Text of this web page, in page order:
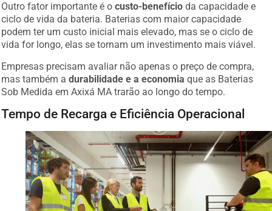
Outro fator importante é ocusto-benefício da capacidade e
ciclo de vida da bateria. Baterias com maior capacidade
podem ter um custo inicial mais elevado, mas se o ciclo de
vida for longo, elas se tornam um investimento mais viável.
Empresas precisam avaliar não apenas o preço de compra,
mas também adurabilidade e a economia que as Baterias
Sob Medida em Axixá MA trarão ao longo do tempo.
Tempo de Recarga e Eficiência Operacional